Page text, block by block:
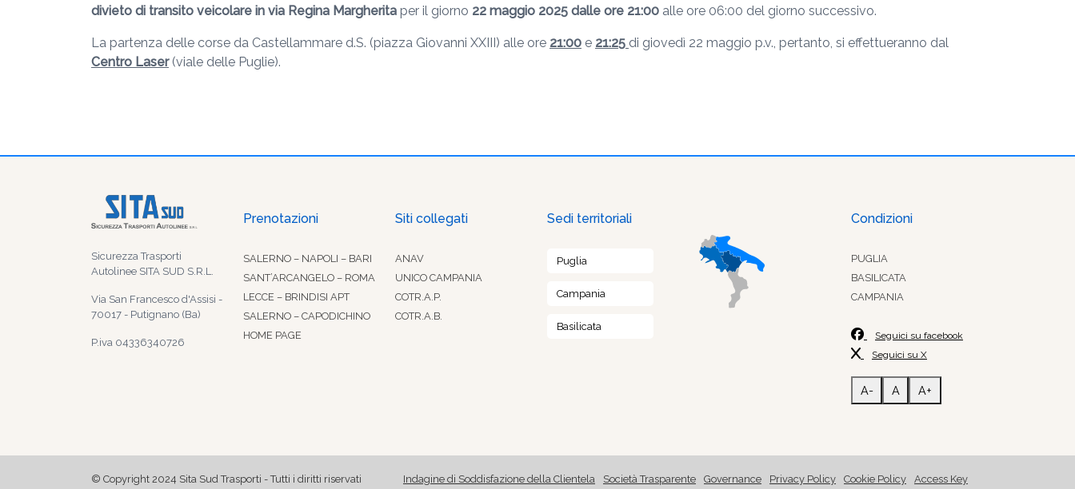
divieto di transito veicolare in via Regina Margherita per il giorno 22 maggio 2025 dalle ore 21:00 alle ore 06:00 del giorno successivo.
La partenza delle corse da Castellammare d.S. (piazza Giovanni XXIII) alle ore 21:00 e 21:25 di giovedì 22 maggio p.v., pertanto, si effettueranno dal
Centro Laser(viale delle Puglie).
Sicurezza Trasporti
Autolinee SITA SUD S.R.L.
Via San Francesco d'Assisi -
70017 - Putignano (Ba)
P.iva 04336340726
Prenotazioni
SALERNO – NAPOLI – BARI
SANT’ARCANGELO – ROMA
LECCE – BRINDISI APT
SALERNO – CAPODICHINO
HOME PAGE
Siti collegati
ANAV
UNICO CAMPANIA
COTR.A.P.
COTR.A.B.
Sedi territoriali
Puglia
Campania
Basilicata
Condizioni
PUGLIA
BASILICATA
CAMPANIA
Seguici su facebook
Seguici su X
A- A A+
© Copyright 2024 Sita Sud Trasporti - Tutti i diritti riservati Indagine di Soddisfazione della Clientela Società Trasparente Governance Privacy Policy Cookie Policy
Access Key